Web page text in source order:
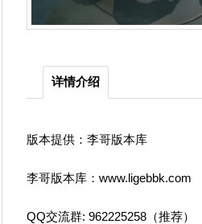
详情介绍
版本提供：李哥版本库
李哥版本库：www.ligebbk.com
QQ交流群: 962225258（推荐）